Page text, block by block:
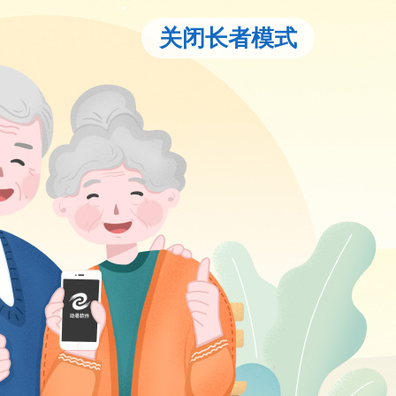
关闭长者模式